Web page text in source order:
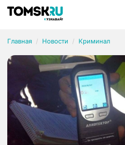
Главная Новости Криминал